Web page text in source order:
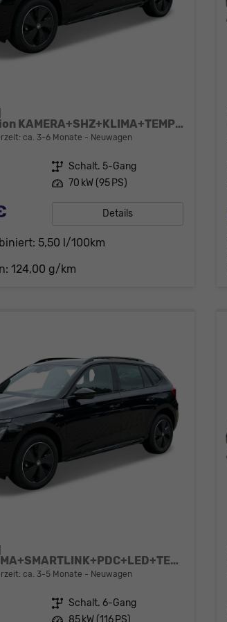
Classic Selection KAMERA+SHZ+KLIMA+TEMPOMAT+LED+16" LM
ca. 3-6 Monate Neuwagen
Getriebe Schalt. 5-Gang
Leistung 70 kW (95 PS)
Details
5,50 l/100km
124,00 g/km
Extra SHZ+KLIMA+SMARTLINK+PDC+LED+TEMPOMAT
ca. 3-5 Monate Neuwagen
Getriebe Schalt. 6-Gang